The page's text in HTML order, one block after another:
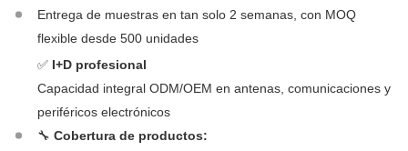
Entrega de muestras en tan solo 2 semanas, con MOQ
flexible desde 500 unidades
✅ I+D profesional
Capacidad integral ODM/OEM en antenas, comunicaciones y
periféricos electrónicos
🔧 Cobertura de productos: